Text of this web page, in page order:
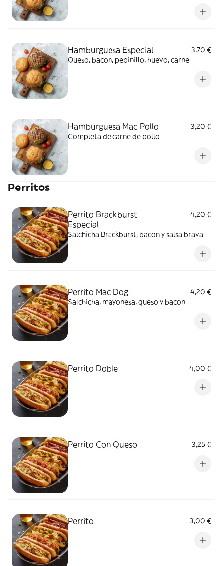
Hamburguesa Especial
3,70 €
Queso, bacon, pepinillo, huevo, carne
Hamburguesa Mac Pollo
3,20 €
Completa de carne de pollo
Perritos
Perrito Brackburst
Especial
4,20 €
Salchicha Brackburst, bacon y salsa brava
Perrito Mac Dog
4,20 €
Salchicha, mayonesa, queso y bacon
Perrito Doble 4,00 €
Perrito Con Queso 3,25 €
Perrito 3,00 €